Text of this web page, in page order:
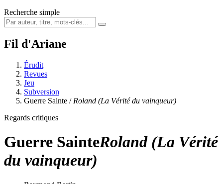
Recherche simple
Fil d'Ariane
Érudit
Revues
Jeu
Subversion
Guerre Sainte / Roland (La Vérité du vainqueur)
Regards critiques
Guerre SainteRoland (La Vérité
du vainqueur)